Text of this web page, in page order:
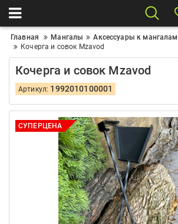
Главная Мангалы
Аксессуары к мангалам
Кочерга и совок Mzavod
Кочерга и совок Mzavod
Артикул: 1992010100001
СУПЕРЦЕНА